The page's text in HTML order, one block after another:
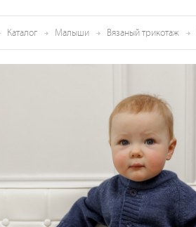
Каталог Малыши Вязаный трикотаж